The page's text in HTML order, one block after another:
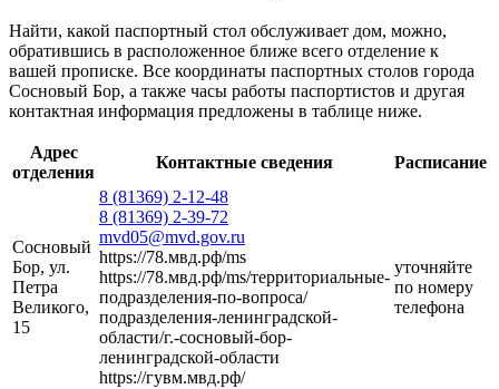
Найти, какой паспортный стол обслуживает дом, можно,
обратившись в расположенное ближе всего отделение к
вашей прописке. Все координаты паспортных столов города
Сосновый Бор, а также часы работы паспортистов и другая
контактная информация предложены в таблице ниже.
Адрес
отделения
Контактные сведения Расписание
Сосновый
Бор, ул.
Петра
Великого,
15
8 (81369) 2-12-48
8 (81369) 2-39-72
mvd05@mvd.gov.ru
https://78.мвд.рф/ms
https://78.мвд.рф/ms/территориальные-
подразделения-по-вопроса/
подразделения-ленинградской-
области/г.-сосновый-бор-
ленинградской-области
https://гувм.мвд.рф/
уточняйте
по номеру
телефона